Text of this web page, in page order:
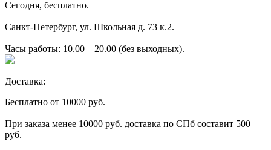
Сегодня, бесплатно.
Санкт-Петербург, ул. Школьная д. 73 к.2.
Часы работы: 10.00 – 20.00 (без выходных).
Доставка:
Бесплатно от 10000 руб.
При заказа менее 10000 руб. доставка по СПб составит 500
руб.